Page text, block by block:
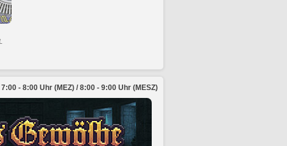
- 8:00 Uhr (MEZ) / 8:00 - 9:00 Uhr (MESZ)